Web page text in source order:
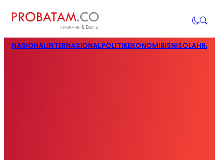
NASIONALINTERNASIONALPOLITIKEKONOMIBISNIS